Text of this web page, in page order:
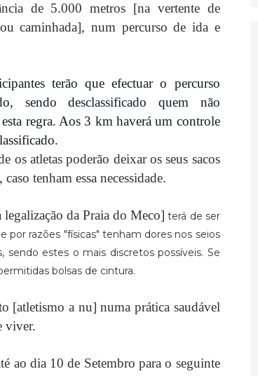
de 5.000 metros [na vertente de
caminhada], num percurso de ida e
terão que efectuar o percurso
sendo desclassificado quem não
regra. Aos 3 km haverá um controle
os atletas poderão deixar os seus sacos
tenham essa necessidade.
legalização da Praia do Meco] terá de ser
por razões "físicas" tenham dores nos seios
sendo estes o mais discretos possíveis. Se
bolsas de cintura.
[atletismo a nu] numa prática saudável
viver.
ao dia 10 de Setembro para o seguinte